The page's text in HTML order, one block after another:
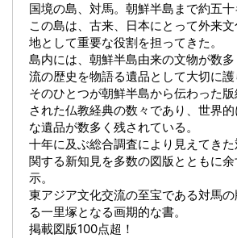
国境の島、対馬。朝鮮半島まで約五
この島は、古来、日本にとって外来
地として重要な役割を担ってきた。
島内には、朝鮮半島由来の文物が数
流の歴史を物語る遺品として大切に護
そのひとつが朝鮮半島から伝わった
された仏教経典の数々であり、世界
な遺品が数多く残されている。
十年に及ぶ総合調査により見えてき
関する新知見を多数の図版とともに
示。
東アジア文化交流の至宝である対馬の
る一里塚となる画期的な書。
掲載図版100点超！